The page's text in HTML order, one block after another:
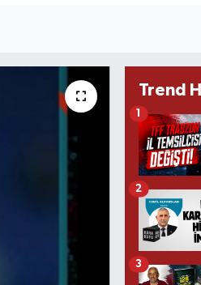
Trend
1
2
3